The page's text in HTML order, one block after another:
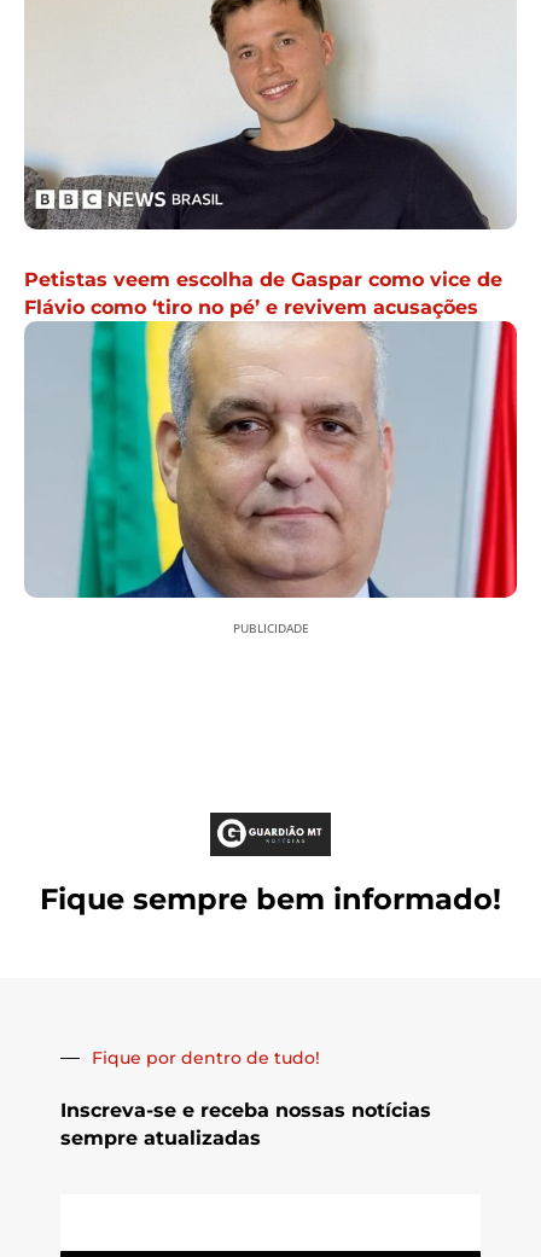
Petistas veem escolha de Gaspar como vice de
Flávio como ‘tiro no pé’ e revivem acusações
PUBLICIDADE
Fique sempre bem informado!
Fique por dentro de tudo!
Inscreva-se e receba nossas notícias
sempre atualizadas